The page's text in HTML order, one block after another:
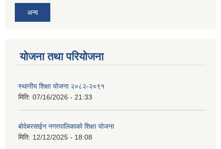
अन्य
योजना तथा परियोजना
स्थानीय शिक्षा योजना २०८२-२०९१
मिति: 07/16/2026 - 21:33
बोदेबरसाईन नगरपालिकाको शिक्षा योजना
मिति: 12/12/2025 - 18:08